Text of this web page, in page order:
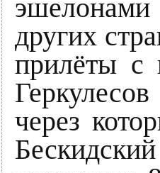
других
прилёты с
через